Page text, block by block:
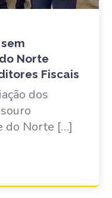
Norte
Fiscais
dos
do Norte […]